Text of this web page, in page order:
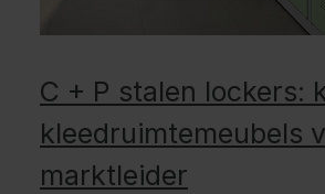
C + P stalen lockers:
kleedruimtemeubels
marktleider